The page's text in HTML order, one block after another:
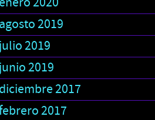
agosto 2019
julio 2019
junio 2019
diciembre 2017
2017